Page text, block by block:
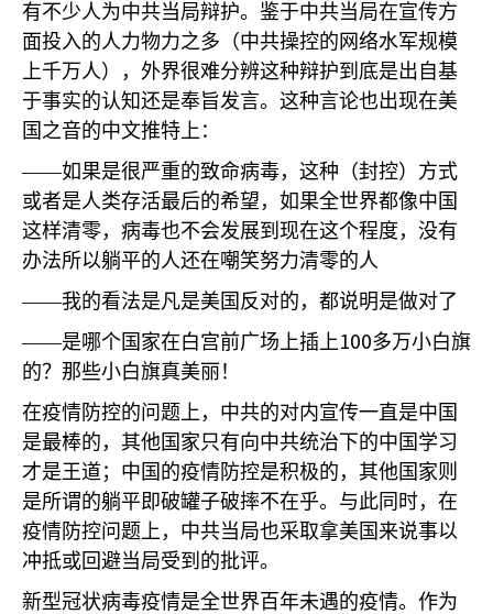
有不少人为中共当局辩护。鉴于中共当局在宣传方
面投入的人力物力之多（中共操控的网络水军规模
上千万人），外界很难分辨这种辩护到底是出自基
于事实的认知还是奉旨发言。这种言论也出现在美
国之音的中文推特上：
——如果是很严重的致命病毒，这种（封控）方式
或者是人类存活最后的希望，如果全世界都像中国
这样清零，病毒也不会发展到现在这个程度，没有
办法所以躺平的人还在嘲笑努力清零的人
——我的看法是凡是美国反对的，都说明是做对了
——是哪个国家在白宫前广场上插上100多万小白旗
的？那些小白旗真美丽！
在疫情防控的问题上，中共的对内宣传一直是中国
是最棒的，其他国家只有向中共统治下的中国学习
才是王道；中国的疫情防控是积极的，其他国家则
是所谓的躺平即破罐子破摔不在乎。与此同时，在
疫情防控问题上，中共当局也采取拿美国来说事以
冲抵或回避当局受到的批评。
新型冠状病毒疫情是全世界百年未遇的疫情。作为